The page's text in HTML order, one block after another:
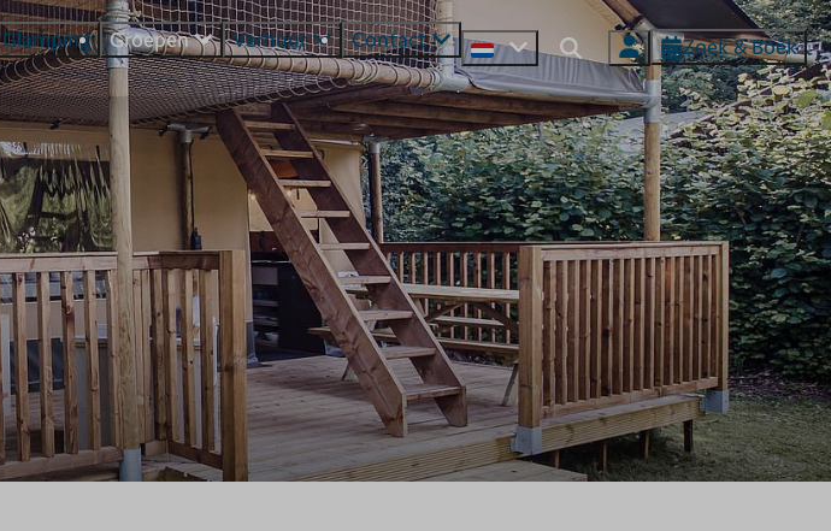
Glamping Groepen Verhuur Contact Zoek & Boek